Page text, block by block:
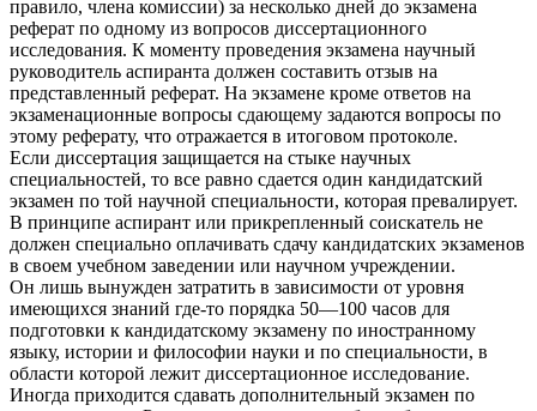
правило, члена комиссии) за несколько дней до экзамена
реферат по одному из вопросов диссертационного
исследования. К моменту проведения экзамена научный
руководитель аспиранта должен составить отзыв на
представленный реферат. На экзамене кроме ответов на
экзаменационные вопросы сдающему задаются вопросы по
этому реферату, что отражается в итоговом протоколе.
Если диссертация защищается на стыке научных
специальностей, то все равно сдается один кандидатский
экзамен по той научной специальности, которая превалирует.
В принципе аспирант или прикрепленный соискатель не
должен специально оплачивать сдачу кандидатских экзаменов
в своем учебном заведении или научном учреждении.
Он лишь вынужден затратить в зависимости от уровня
имеющихся знаний где-то порядка 50—100 часов для
подготовки к кандидатскому экзамену по иностранному
языку, истории и философии науки и по специальности, в
области которой лежит диссертационное исследование.
Иногда приходится сдавать дополнительный экзамен по